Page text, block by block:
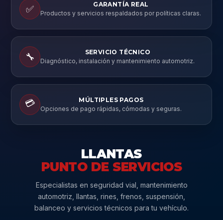
✅
GARANTÍA REAL
Productos y servicios respaldados por políticas claras.
🔧
SERVICIO TÉCNICO
Diagnóstico, instalación y mantenimiento automotriz.
💳
MÚLTIPLES PAGOS
Opciones de pago rápidas, cómodas y seguras.
LLANTAS
PUNTO DE SERVICIOS
Especialistas en seguridad vial, mantenimiento
automotriz, llantas, rines, frenos, suspensión,
balanceo y servicios técnicos para tu vehículo.